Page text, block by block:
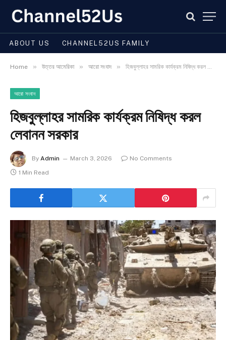
ABOUT US CHANNEL52US FAMILY
Home » উত্তর আমেরিকা » আরো সংবাদ » হিজবুল্লাহর সামরিক কার্যক্রম নিষিদ্ধ করল লেবানন সরকার
আরো সংবাদ
হিজবুল্লাহর সামরিক কার্যক্রম নিষিদ্ধ করল
লেবানন সরকার
By Admin March 3, 2026
No Comments
1 Min Read